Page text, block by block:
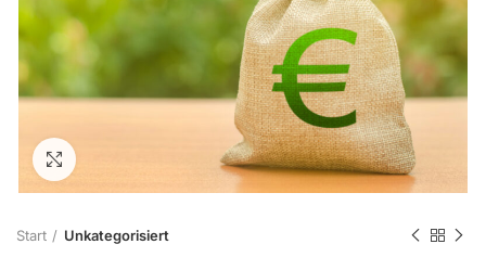
Zum Vergrößern klicken
Start Unkategorisiert